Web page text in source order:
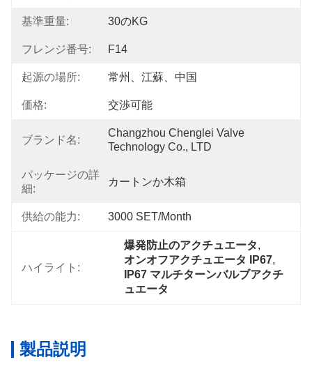
基準重量: 30のKG
フレンジ番号: F14
起源の場所: 常州、江蘇、中国
価格: 交渉可能
ブランド名:
Changzhou Chenglei Valve
Technology Co., LTD
パッケージの詳
細:
カートンか木箱
供給の能力: 3000 SET/Month
ハイライト:
爆発防止のアクチュエータ,
オンオフアクチュエータ IP67,
IP67 マルチターンバルブアクチ
ュエータ
製品説明